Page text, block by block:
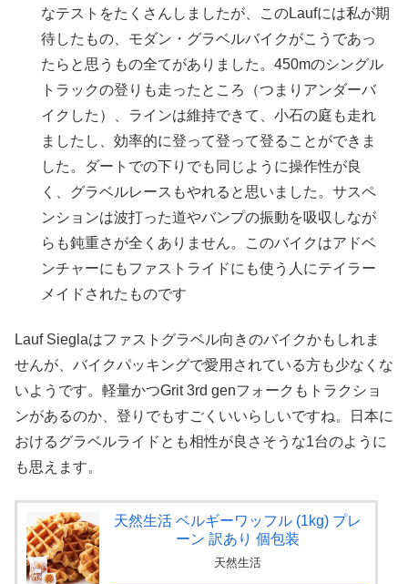
なテストをたくさんしましたが、このLaufには私が期
待したもの、モダン・グラベルバイクがこうであっ
たらと思うもの全てがありました。450mのシングル
トラックの登りも走ったところ（つまりアンダーバ
イクした）、ラインは維持できて、小石の庭も走れ
ましたし、効率的に登って登って登ることができま
した。ダートでの下りでも同じように操作性が良
く、グラベルレースもやれると思いました。サスペ
ンションは波打った道やバンプの振動を吸収しなが
らも鈍重さが全くありません。このバイクはアドベ
ンチャーにもファストライドにも使う人にテイラー
メイドされたものです
Lauf Sieglaはファストグラベル向きのバイクかもしれま
せんが、バイクパッキングで愛用されている方も少なくな
いようです。軽量かつGrit 3rd genフォークもトラクショ
ンがあるのか、登りでもすごくいいらしいですね。日本に
おけるグラベルライドとも相性が良さそうな1台のように
も思えます。
天然生活 ベルギーワッフル (1kg) プレ
ーン 訳あり 個包装
天然生活